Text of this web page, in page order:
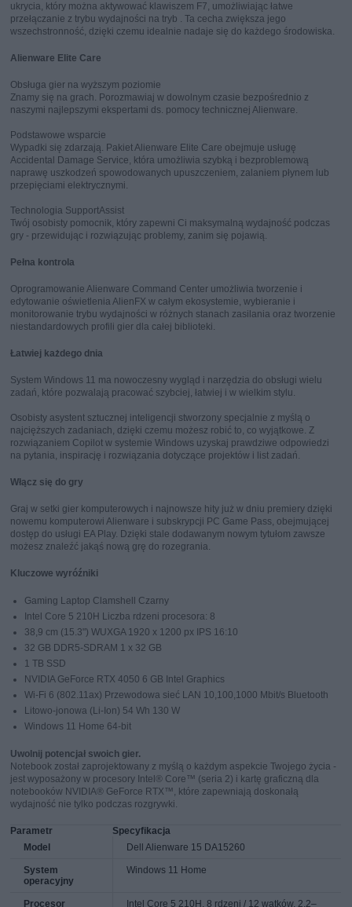
ukrycia, który można aktywować klawiszem F7, umożliwiając łatwe
przełączanie z trybu wydajności na tryb . Ta cecha zwiększa jego
wszechstronność, dzięki czemu idealnie nadaje się do każdego środowiska.
Alienware Elite Care
Obsługa gier na wyższym poziomie
Znamy się na grach. Porozmawiaj w dowolnym czasie bezpośrednio z
naszymi najlepszymi ekspertami ds. pomocy technicznej Alienware.
Podstawowe wsparcie
Wypadki się zdarzają. Pakiet Alienware Elite Care obejmuje usługę
Accidental Damage Service, która umożliwia szybką i bezproblemową
naprawę uszkodzeń spowodowanych upuszczeniem, zalaniem płynem lub
przepięciami elektrycznymi.
Technologia SupportAssist
Twój osobisty pomocnik, który zapewni Ci maksymalną wydajność podczas
gry - przewidując i rozwiązując problemy, zanim się pojawią.
Pełna kontrola
Oprogramowanie Alienware Command Center umożliwia tworzenie i
edytowanie oświetlenia AlienFX w całym ekosystemie, wybieranie i
monitorowanie trybu wydajności w różnych stanach zasilania oraz tworzenie
niestandardowych profili gier dla całej biblioteki.
Łatwiej każdego dnia
System Windows 11 ma nowoczesny wygląd i narzędzia do obsługi wielu
zadań, które pozwalają pracować szybciej, łatwiej i w wielkim stylu.
Osobisty asystent sztucznej inteligencji stworzony specjalnie z myślą o
najcięższych zadaniach, dzięki czemu możesz robić to, co wyjątkowe. Z
rozwiązaniem Copilot w systemie Windows uzyskaj prawdziwe odpowiedzi
na pytania, inspirację i rozwiązania dotyczące projektów i list zadań.
Włącz się do gry
Graj w setki gier komputerowych i najnowsze hity już w dniu premiery dzięki
nowemu komputerowi Alienware i subskrypcji PC Game Pass, obejmującej
dostęp do usługi EA Play. Dzięki stale dodawanym nowym tytułom zawsze
możesz znaleźć jakąś nową grę do rozegrania.
Kluczowe wyróźniki
Gaming Laptop Clamshell Czarny
Intel Core 5 210H Liczba rdzeni procesora: 8
38,9 cm (15.3") WUXGA 1920 x 1200 px IPS 16:10
32 GB DDR5-SDRAM 1 x 32 GB
1 TB SSD
NVIDIA GeForce RTX 4050 6 GB Intel Graphics
Wi-Fi 6 (802.11ax) Przewodowa sieć LAN 10,100,1000 Mbit/s Bluetooth
Litowo-jonowa (Li-Ion) 54 Wh 130 W
Windows 11 Home 64-bit
Uwolnij potencjał swoich gier.
Notebook został zaprojektowany z myślą o każdym aspekcie Twojego życia -
jest wyposażony w procesory Intel® Core™ (seria 2) i kartę graficzną dla
notebooków NVIDIA® GeForce RTX™, które zapewniają doskonałą
wydajność nie tylko podczas rozgrywki.
Parametr
Specyfikacja
Model
Dell Alienware 15 DA15260
System
operacyjny
Windows 11 Home
Procesor Intel Core 5 210H, 8 rdzeni / 12 wątków, 2,2–